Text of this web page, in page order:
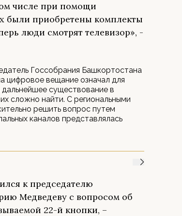
числе при помощи
были приобретены комплекты
люди смотрят телевизор», -
Госсобрания Башкортостана
цифровое вещание означал для
дальнейшее существование в
сложно найти. С региональными
решить вопрос путем
каналов представлялась
к председателю
Медведеву с вопросом об
22-й кнопки, –